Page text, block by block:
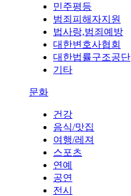
민주평등
범죄피해자지원
법사랑,범죄예방
대한변호사협회
대한법률구조공단
기타
문화
건강
음식/맛집
여행/레져
스포츠
연예
공연
전시